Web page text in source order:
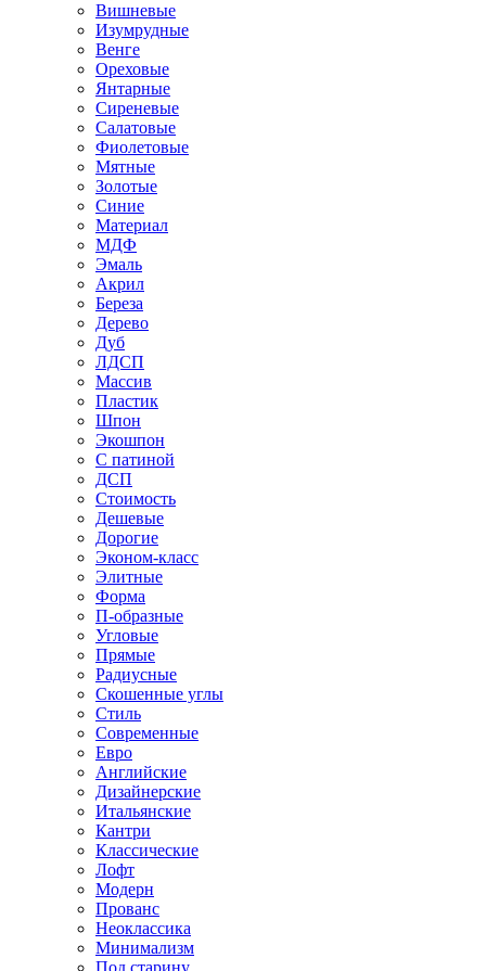
Вишневые
Изумрудные
Венге
Ореховые
Янтарные
Сиреневые
Салатовые
Фиолетовые
Мятные
Золотые
Синие
Материал
МДФ
Эмаль
Акрил
Береза
Дерево
Дуб
ЛДСП
Массив
Пластик
Шпон
Экошпон
С патиной
ДСП
Стоимость
Дешевые
Дорогие
Эконом-класс
Элитные
Форма
П-образные
Угловые
Прямые
Радиусные
Скошенные углы
Стиль
Современные
Евро
Английские
Дизайнерские
Итальянские
Кантри
Классические
Лофт
Модерн
Прованс
Неоклассика
Минимализм
Под старину